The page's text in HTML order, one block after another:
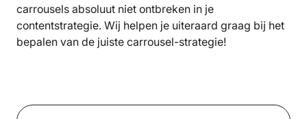
carrousels absoluut niet ontbreken in je
contentstrategie. Wij helpen je uiteraard graag bij het
bepalen van de juiste carrousel-strategie!